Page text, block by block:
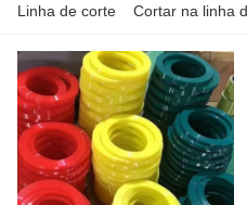
CASA
PRODUTOS
NOTÍCIA
CASO
Linha de corte